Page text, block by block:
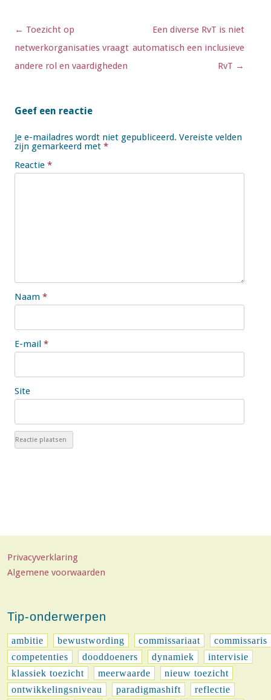
Berichtnavigatie
← Toezicht op
netwerkorganisaties vraagt
andere rol en vaardigheden
Een diverse RvT is niet
automatisch een inclusieve
RvT →
Geef een reactie
Je e-mailadres wordt niet gepubliceerd. Vereiste velden
zijn gemarkeerd met *
Reactie *
Naam *
E-mail *
Site
Privacyverklaring
Algemene voorwaarden
Tip-onderwerpen
ambitie bewustwording commissariaat
commissaris
competenties
dooddoeners dynamiek
intervisie
klassiek toezicht
meerwaarde
nieuw toezicht
ontwikkelingsniveau
paradigmashift
reflectie